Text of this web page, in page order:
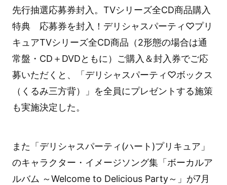
先行抽選応募券封入。TVシリーズ全CD商品購入
特典 応募券を封入！デリシャスパーティ♡プリ
キュアTVシリーズ全CD商品（2形態の場合は通
常盤・CD＋DVDともに）ご購入＆封入券でご応
募いただくと、「デリシャスパーティ♡ボックス
（くるみ三方背）」を全員にプレゼントする施策
も実施決定した。
また「デリシャスパーティ(ハート)プリキュア」
のキャラクター・イメージソング集「ボーカルア
ルバム ～Welcome to Delicious Party～」が7月